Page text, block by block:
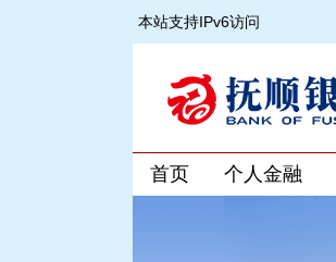
本站支持IPv6访问
首页 个人金融